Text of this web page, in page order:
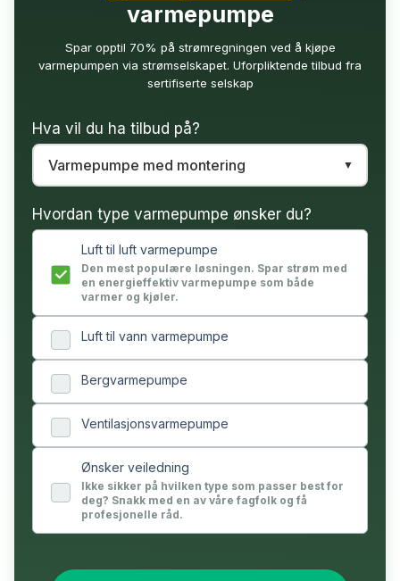
varmepumpe
Spar opptil 70% på strømregningen ved å kjøpe
varmepumpen via strømselskapet. Uforpliktende tilbud fra
sertifiserte selskap
Hva vil du ha tilbud på?
Hvordan type varmepumpe ønsker du?
Luft til luft varmepumpe
Den mest populære løsningen. Spar strøm med
en energieffektiv varmepumpe som både
varmer og kjøler.
Luft til vann varmepumpe
Bergvarmepumpe
Ventilasjonsvarmepumpe
Ønsker veiledning
Ikke sikker på hvilken type som passer best for
deg? Snakk med en av våre fagfolk og få
profesjonelle råd.